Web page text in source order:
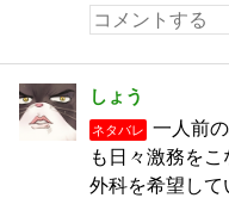
しょう
ネタバレ
一人前
も日々激務を
外科を希望し